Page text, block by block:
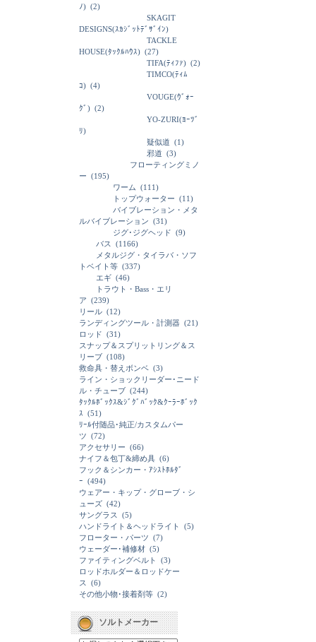
ﾉ) (2)
SKAGIT
DESIGNS(ｽｶｼﾞｯﾄﾃﾞｻﾞｲﾝ)
TACKLE
HOUSE(ﾀｯｸﾙﾊｳｽ) (27)
TIFA(ﾃｨﾌｧ) (2)
TIMCO(ﾃｨﾑ
ｺ) (4)
VOUGE(ｳﾞｫｰ
ｸﾞ) (2)
YO-ZURI(ﾖｰﾂﾞ
ﾘ)
疑似道 (1)
邪道 (3)
フローティングミノ
ー (195)
ワーム (111)
トップウォーター (11)
バイブレーション・メタ
ルバイブレーション (31)
ジグ･ジグヘッド (9)
バス
(1166)
メタルジグ・タイラバ・ソフ
トベイト等 (337)
エギ (46)
トラウト・Bass・エリ
ア (239)
リール (12)
ランディングツール・計測器 (21)
ロッド (31)
スナップ＆スプリットリング＆ス
リーブ (108)
救命具・替えボンベ (3)
ライン・ショックリーダー･ニード
ル・チューブ (244)
ﾀｯｸﾙﾎﾞｯｸｽ&ｼﾞｸﾞﾊﾞｯｸ&ｸｰﾗｰﾎﾞｯｸ
ｽ (51)
ﾘｰﾙ付随品･純正/カスタムパー
ツ (72)
アクセサリー (66)
ナイフ＆包丁&締め具 (6)
フック＆シンカー・ｱｼｽﾄﾎﾙﾀﾞ
ｰ (494)
ウェアー・キップ・グローブ・シ
ューズ (42)
サングラス
(5)
ハンドライト＆ヘッドライト
(5)
フローター・パーツ (7)
ウェーダー･補修材 (5)
ファイティングベルト
(3)
ロッドホルダー＆ロッドケー
ス
(6)
その他小物･接着剤等 (2)
ソルトメーカー